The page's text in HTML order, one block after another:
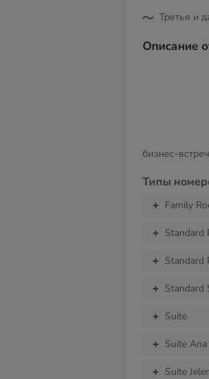
Третья и
Описание
бизнес-
Типы
Family
Standard
Standard
Standard
Suite
Suite Ana
Suite